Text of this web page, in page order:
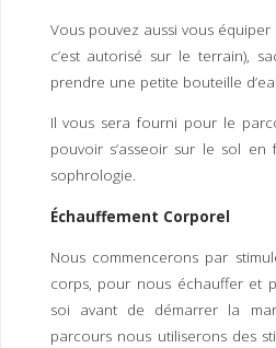
Vous pouvez aussi vous
c’est autorisé sur le terrain),
prendre une petite bouteille
Il vous sera fourni pour le
pouvoir s’asseoir sur le sol
sophrologie.
Échauffement Corporel
Nous commencerons par
corps, pour nous échauffer et
soi avant de démarrer la
parcours nous utiliserons des